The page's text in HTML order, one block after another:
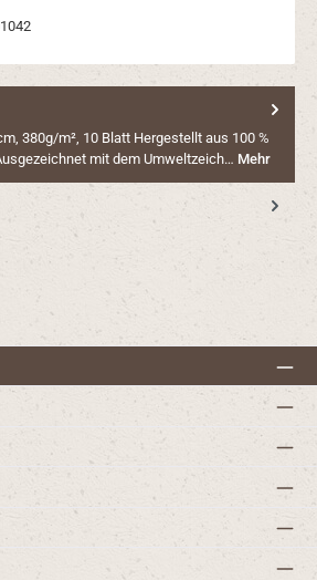
380g/m², 10 Blatt Hergestellt aus 100 %
mit dem Umweltzeich… Mehr